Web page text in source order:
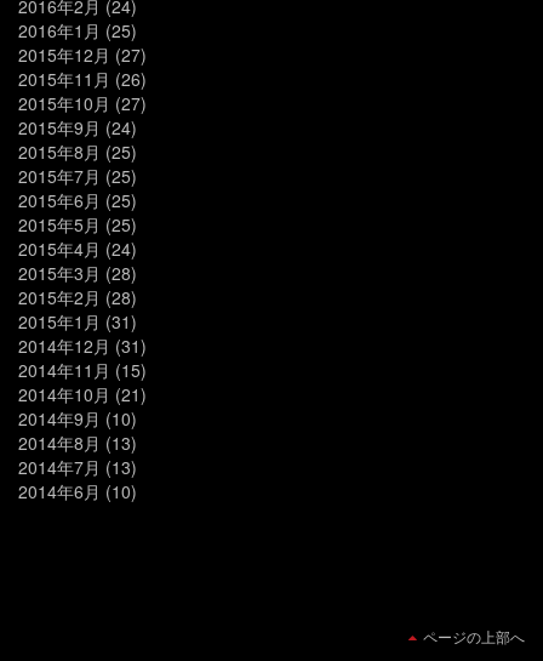
2016年2月 (24)
2016年1月 (25)
2015年12月 (27)
2015年11月 (26)
2015年10月 (27)
2015年9月 (24)
2015年8月 (25)
2015年7月 (25)
2015年6月 (25)
2015年5月 (25)
2015年4月 (24)
2015年3月 (28)
2015年2月 (28)
2015年1月 (31)
2014年12月 (31)
2014年11月 (15)
2014年10月 (21)
2014年9月 (10)
2014年8月 (13)
2014年7月 (13)
2014年6月 (10)
ページの上部へ